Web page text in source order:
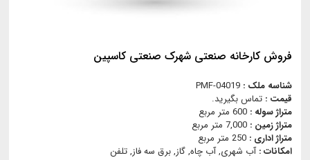
فروش کارخانه صنعتی شهرک صنعتی کاسپین
شناسه ملک : PMF-04019
قیمت : تماس بگیرید.
متراژ سوله : 600 متر مربع
متراژ زمین : 7,000 متر مربع
متراژ اداری : 250 متر مربع
امکانات :آب شهری, آب چاه, گاز, برق سه فاز, تلفن